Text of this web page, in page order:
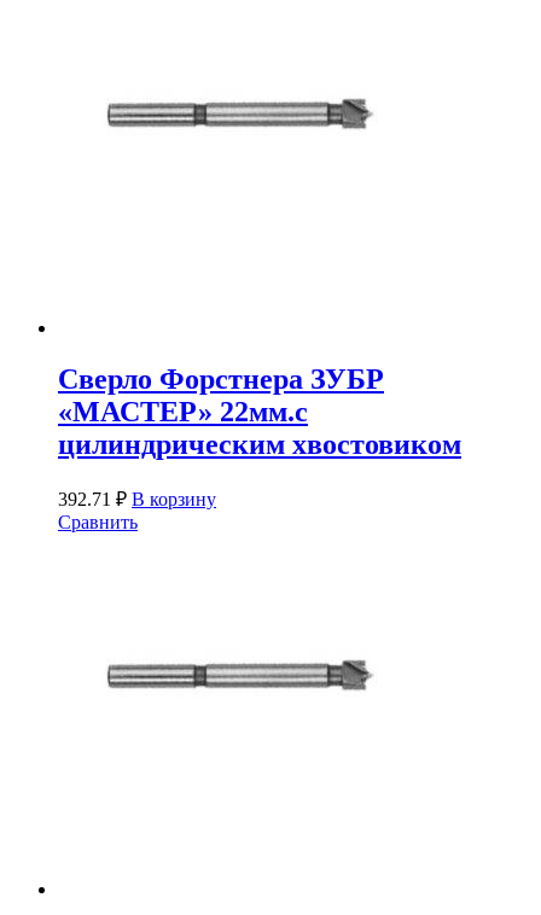
Сверло Форстнера ЗУБР
«МАСТЕР» 22мм.с
цилиндрическим хвостовиком
392.71 ₽ В корзину
Сравнить